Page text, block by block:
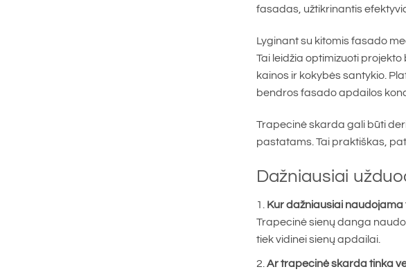
fasadas, užtikrinantis
Lyginant su kitomis fasado
Tai leidžia optimizuoti
kainos ir kokybės santykio.
bendros fasado apdailos
Trapecinė skarda gali būti
pastatams. Tai praktiškas,
Dažniausiai
Kur dažniausiai
Trapecinė sienų danga
tiek vidinei sienų apdailai.
Ar trapecinė skarda tinka